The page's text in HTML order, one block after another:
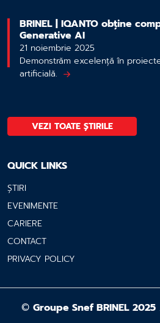
BRINEL | IQANTO obține
Generative AI
21 noiembrie 2025
Demonstrăm excelență în
artificială.
VEZI TOATE ȘTIRILE
QUICK LINKS
ȘTIRI
EVENIMENTE
CARIERE
CONTACT
PRIVACY POLICY
© Groupe Snef BRINEL 2025